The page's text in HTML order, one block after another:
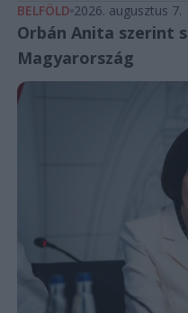
BELFÖLD 2026. augusztus 7.
Orbán Anita szerint
Magyarország